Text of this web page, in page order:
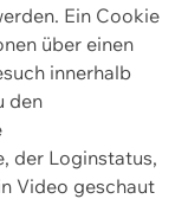
Ein Cookie
über einen
innerhalb
den
der Loginstatus,
Video geschaut